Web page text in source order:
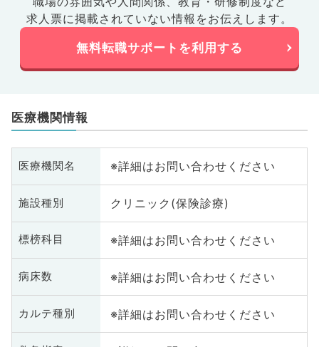
求人票に掲載されていない情報をお伝えします。
無料転職サポートを利用する
医療機関情報
医療機関名 ※詳細はお問い合わせください
施設種別 クリニック(保険診療)
標榜科目 ※詳細はお問い合わせください
病床数 ※詳細はお問い合わせください
カルテ種別 ※詳細はお問い合わせください